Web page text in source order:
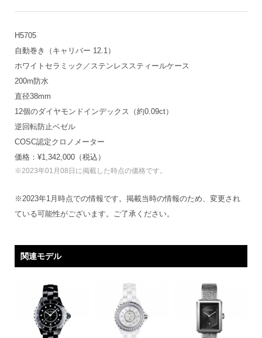
H5705
自動巻き（キャリバー 12.1）
ホワイトセラミック／ステンレススティールケース
200m防水
直径38mm
12個のダイヤモンドインデックス（約0.09ct）
逆回転防止ベゼル
COSC認定クロノメーター
価格：¥1,342,000（税込）
※2023年01月08日に掲載した時点の価格です。
※2023年1月時点での情報です。掲載当時の情報のため、変更され
ている可能性がございます。ご了承ください。
関連モデル